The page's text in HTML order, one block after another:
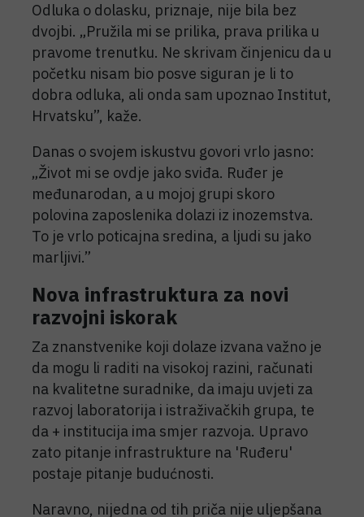
Odluka o dolasku, priznaje, nije bila bez
dvojbi. „Pružila mi se prilika, prava prilika u
pravome trenutku. Ne skrivam činjenicu da u
početku nisam bio posve siguran je li to
dobra odluka, ali onda sam upoznao Institut,
Hrvatsku”, kaže.
Danas o svojem iskustvu govori vrlo jasno:
„Život mi se ovdje jako sviđa. Ruđer je
međunarodan, a u mojoj grupi skoro
polovina zaposlenika dolazi iz inozemstva.
To je vrlo poticajna sredina, a ljudi su jako
marljivi.”
Nova infrastruktura za novi
razvojni iskorak
Za znanstvenike koji dolaze izvana važno je
da mogu li raditi na visokoj razini, računati
na kvalitetne suradnike, da imaju uvjeti za
razvoj laboratorija i istraživačkih grupa, te
da + institucija ima smjer razvoja. Upravo
zato pitanje infrastrukture na 'Ruđeru'
postaje pitanje budućnosti.
Naravno, nijedna od tih priča nije uljepšana